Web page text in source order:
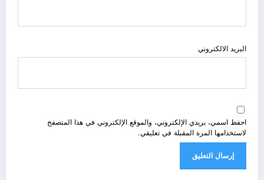
البريد الالكتروني
احفظ اسمي، بريدي الإلكتروني، والموقع الإلكتروني في هذا المتصفح
لاستخدامها المرة المقبلة في تعليقي.